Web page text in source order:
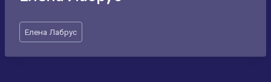
Метки
записи:
Елена Лабрус